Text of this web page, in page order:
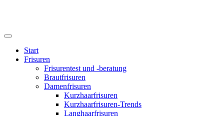
Start
Frisuren
Frisurentest und -beratung
Brautfrisuren
Damenfrisuren
Kurzhaarfrisuren
Kurzhaarfrisuren-Trends
Langhaarfrisuren